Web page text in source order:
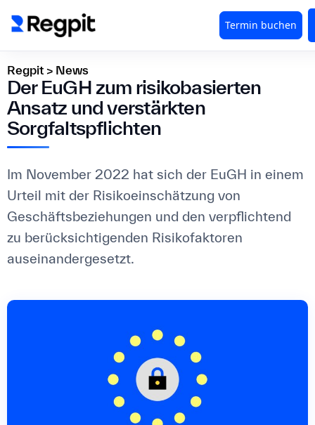
Regpit > News
Der EuGH zum risikobasierten
Ansatz und verstärkten
Sorgfaltspflichten
Im November 2022 hat sich der EuGH in einem
Urteil mit der Risikoeinschätzung von
Geschäftsbeziehungen und den verpflichtend
zu berücksichtigenden Risikofaktoren
auseinandergesetzt.